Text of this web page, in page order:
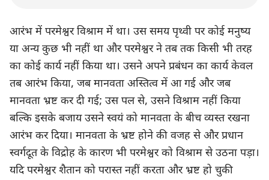
आरंभ में परमेश्वर विश्राम में था। उस समय पृथ्वी पर कोई मनुष्य
या अन्य कुछ भी नहीं था और परमेश्वर ने तब तक किसी भी तरह
का कोई कार्य नहीं किया था। उसने अपने प्रबंधन का कार्य केवल
तब आरंभ किया, जब मानवता अस्तित्व में आ गई और जब
मानवता भ्रष्ट कर दी गई; उस पल से, उसने विश्राम नहीं किया
बल्कि इसके बजाय उसने स्वयं को मानवता के बीच व्यस्त रखना
आरंभ कर दिया। मानवता के भ्रष्ट होने की वजह से और प्रधान
स्वर्गदूत के विद्रोह के कारण भी परमेश्वर को विश्राम से उठना पड़ा।
यदि परमेश्वर शैतान को परास्त नहीं करता और भ्रष्ट हो चुकी